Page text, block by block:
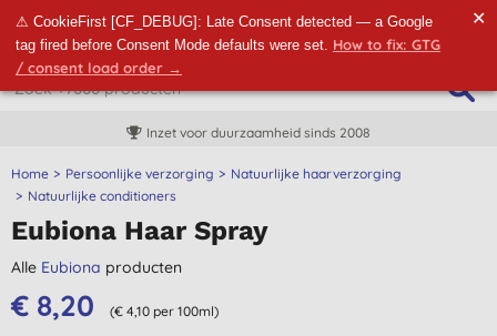
⚠ CookieFirst [CF_DEBUG]: Late Consent detected — a Google
tag fired before Consent Mode defaults were set. How to fix: GTG
/ consent load order →
✕
Inzet voor duurzaamheid sinds 2008
Home Persoonlijke verzorging
Natuurlijke haarverzorging
Natuurlijke conditioners
Eubiona Haar Spray
Alle Eubiona producten
€ 8,20 (€ 4,10 per 100ml)